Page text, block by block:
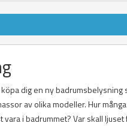
dig en ny badrumsbelysning
av olika modeller. Hur
i badrummet? Var skall